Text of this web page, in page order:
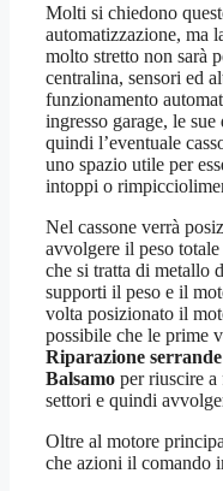
Molti si chiedono
automatizzazione, ma
molto stretto non sarà
centralina, sensori ed
funzionamento
ingresso garage, le
quindi l’eventuale
uno spazio utile per
intoppi o
Nel cassone verrà
avvolgere il peso
che si tratta di metallo
supporti il peso e il
volta posizionato il
possibile che le prime
Riparazione
Balsamo per riuscire a
settori e quindi
Oltre al motore
che azioni il comando